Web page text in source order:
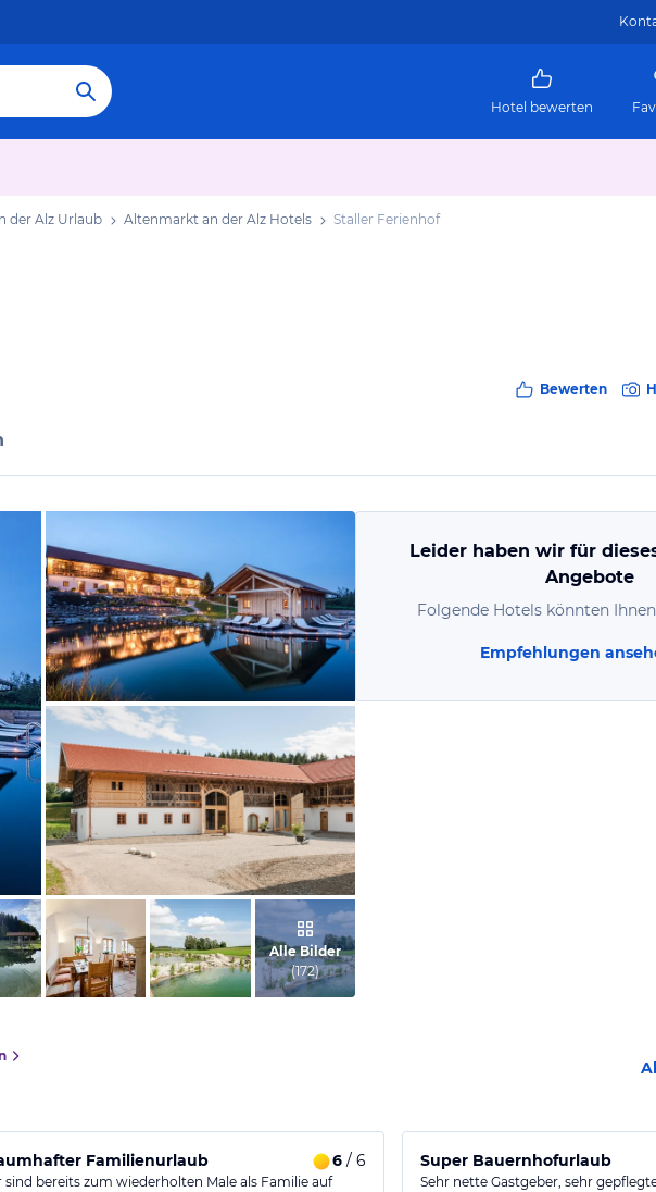
Hotel bewerten
der Alz Urlaub Altenmarkt an der Alz Hotels Staller Ferienhof
Bewerten
vom Hotelier, September 2016
vom Hotelier, August 2015
Alle Bilder
(172)
Leider haben wir für
Angebote
Folgende Hotels könnten
Empfehlungen
Familienurlaub 6/ 6
sind bereits zum wiederholten Male als Familie auf
Super Bauernhofurlaub
Sehr nette Gastgeber, sehr